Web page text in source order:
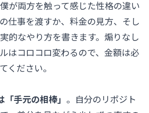
が両方を触って感じた性格の違い
仕事を渡すか、料金の見方、そし
的なやり方を書きます。煽りなし
はコロコロ変わるので、金額は必
ください。
手元の相棒」 。自分のリポジト